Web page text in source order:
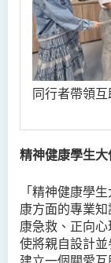
同行者帶領互
精神健康學生大
「精神健康學
康方面的專業
康急救、正向
使將親自設計並